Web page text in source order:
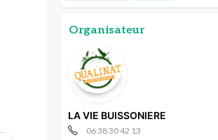
Organisateur
LA VIE BUISSONIERE
06 38 30 42 13